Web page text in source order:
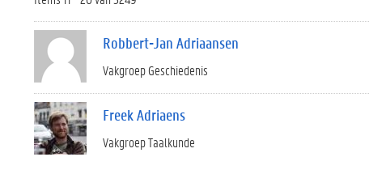
Robbert-Jan Adriaansen
Vakgroep Geschiedenis
Freek Adriaens
Vakgroep Taalkunde